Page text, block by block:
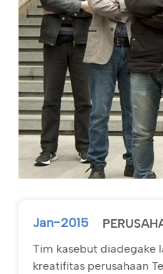
Jan-2015
Tim kasebut diadegake
kreatifitas perusahaan